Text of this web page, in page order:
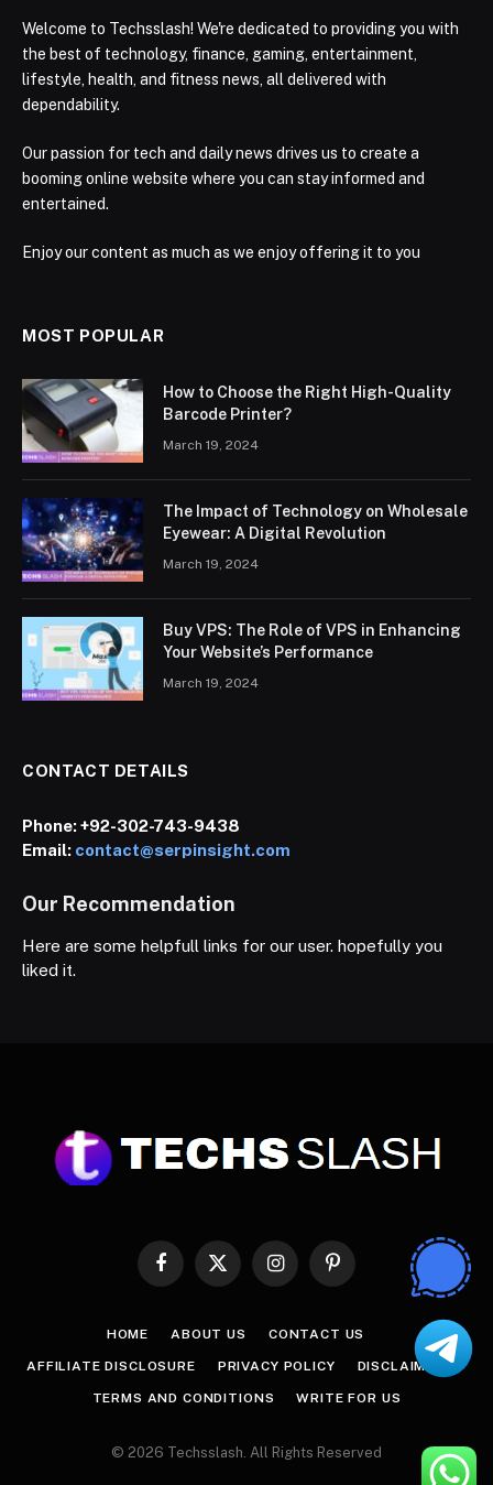
Welcome to Techsslash! We're dedicated to providing you with
the best of technology, finance, gaming, entertainment,
lifestyle, health, and fitness news, all delivered with
dependability.
Our passion for tech and daily news drives us to create a
booming online website where you can stay informed and
entertained.
Enjoy our content as much as we enjoy offering it to you
MOST POPULAR
How to Choose the Right High-Quality
Barcode Printer?
March 19, 2024
The Impact of Technology on Wholesale
Eyewear: A Digital Revolution
March 19, 2024
Buy VPS: The Role of VPS in Enhancing
Your Website’s Performance
March 19, 2024
CONTACT DETAILS
Phone:+92-302-743-9438
Email: contact@serpinsight.com
Our Recommendation
Here are some helpfull links for our user. hopefully you
liked it.
Facebook
X
InstagramPinterest
HOME ABOUT US CONTACT US
AFFILIATE DISCLOSURE PRIVACY POLICY DISCLAIMER
TERMS AND CONDITIONS WRITE FOR US
© 2026 Techsslash. All Rights Reserved